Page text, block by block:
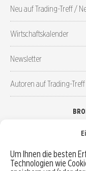
Um Ihnen die besten
Technologien wie
Neu auf Trading-Treff /
Wirtschaftskalender
Newsletter
Autoren auf Trading-Treff
Robo-Advisor